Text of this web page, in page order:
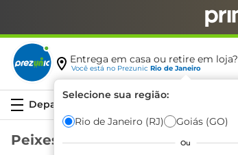
Entrega em casa ou retire em loja?
Você está no Prezunic Rio de Janeiro
Selecione sua região:
Rio de Janeiro (RJ) Goiás (GO)
Ou
Peixes e Frutos do Mar